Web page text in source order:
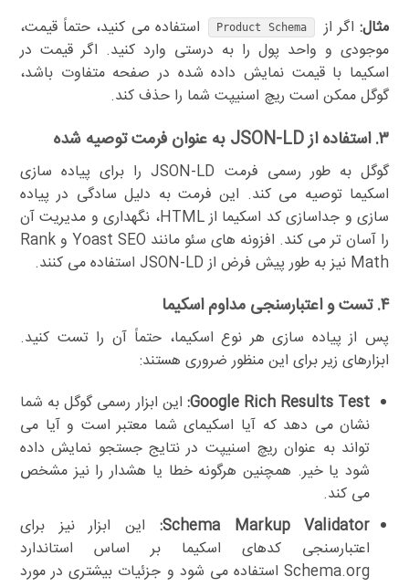
مثال:اگر از Product Schema
استفاده می کنید، حتماً قیمت،
موجودی و واحد پول را به درستی وارد کنید. اگر قیمت در
اسکیما با قیمت نمایش داده شده در صفحه متفاوت باشد،
گوگل ممکن است ریچ اسنیپت شما را حذف کند.
۳. استفاده از JSON-LD به عنوان فرمت توصیه شده
گوگل به طور رسمی فرمت JSON-LD را برای پیاده سازی
اسکیما توصیه می کند. این فرمت به دلیل سادگی در پیاده
سازی و جداسازی کد اسکیما از HTML، نگهداری و مدیریت آن
را آسان تر می کند. افزونه های سئو مانند Yoast SEO و Rank
Math نیز به طور پیش فرض از JSON-LD استفاده می کنند.
۴. تست و اعتبارسنجی مداوم اسکیما
پس از پیاده سازی هر نوع اسکیما، حتماً آن را تست کنید.
ابزارهای زیر برای این منظور ضروری هستند:
Google Rich Results Test: این ابزار رسمی گوگل به شما
نشان می دهد که آیا اسکیمای شما معتبر است و آیا می
تواند به عنوان ریچ اسنیپت در نتایج جستجو نمایش داده
شود یا خیر. همچنین هرگونه خطا یا هشدار را نیز مشخص
می کند.
Schema Markup Validator:
این ابزار نیز برای
اعتبارسنجی کدهای اسکیما بر اساس استاندارد
Schema.org استفاده می شود و جزئیات بیشتری در مورد